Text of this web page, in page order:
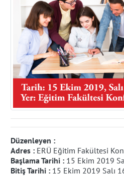
Düzenleyen :
Adres : ERÜ Eğitim Fakültesi
Başlama Tarihi : 15 Ekim 2019
Bitiş Tarihi : 15 Ekim 2019 Salı